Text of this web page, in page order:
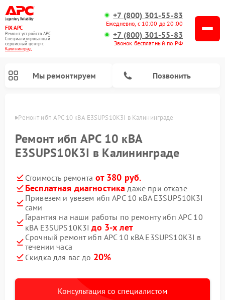
FIX-APC
Ремонт устройств APC
Специализированный
cервисный центр г.
Калининград
+7 (800) 301-55-83
Ежедневно, с 10:00 до 20:00
+7 (800) 301-55-83
Звонок бесплатный по РФ
Мы ремонтируем Позвонить
Ремонт ибп APC 10 кВА E3SUPS10K3I в Калининграде
Ремонт ибп APC 10 кВА
E3SUPS10K3I в Калининграде
Стоимость ремонта от 380 руб.
Бесплатная диагностика даже при отказе
Привезем и увезем ибп APC 10 кВА E3SUPS10K3I
сами
Гарантия на наши работы по ремонту ибп APC 10
кВА E3SUPS10K3Iдо 3-х лет
Срочный ремонт ибп APC 10 кВА E3SUPS10K3I в
течении часа
Скидка для вас до 20%
Консультация со специалистом